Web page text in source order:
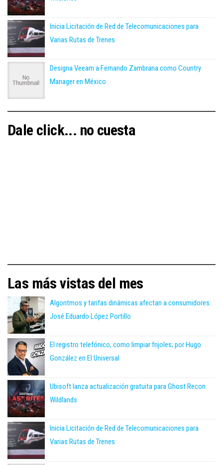
Inicia Licitación de Red de Telecomunicaciones para
Varias Rutas de Trenes
Designa Veeam a Fernando Zambrana como Country
Manager en México
Dale click... no cuesta
Las más vistas del mes
Algoritmos y tarifas dinámicas afectan a consumidores:
José Eduardo López Portillo
El registro telefónico, como limpiar frijoles; por Hugo
González en El Universal
Ubisoft lanza actualización gratuita para Ghost Recon
Wildlands
Inicia Licitación de Red de Telecomunicaciones para
Varias Rutas de Trenes